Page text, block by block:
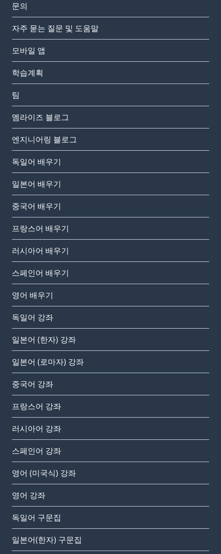
문의
자주 묻는 질문 및 도움말
모바일 앱
학습계획
팀
멤라이즈 블로그
엔지니어링 블로그
독일어 배우기
일본어 배우기
중국어 배우기
프랑스어 배우기
러시아어 배우기
스페인어 배우기
영어 배우기
독일어 강좌
일본어 (한자) 강좌
일본어 (로마자) 강좌
중국어 강좌
프랑스어 강좌
러시아어 강좌
스페인어 강좌
영어 (미국식) 강좌
영어 강좌
독일어 구문집
일본어(한자) 구문집